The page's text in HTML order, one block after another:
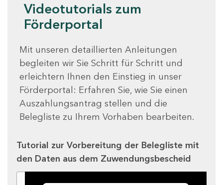
Videotutorials zum
Förderportal
Mit unseren detaillierten Anleitungen
begleiten wir Sie Schritt für Schritt und
erleichtern Ihnen den Einstieg in unser
Förderportal: Erfahren Sie, wie Sie einen
Auszahlungsantrag stellen und die
Belegliste zu Ihrem Vorhaben bearbeiten.
Tutorial zur Vorbereitung der Belegliste mit
den Daten aus dem Zuwendungsbescheid